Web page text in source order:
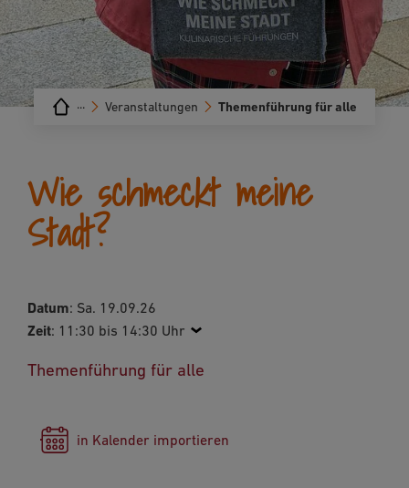
Themenführung für alle
Veranstaltungen
···
Wie schmeckt meine
Stadt?
Datum: Sa. 19.09.26
Zeit: 11:30 bis 14:30 Uhr
Themenführung für alle
in Kalender importieren